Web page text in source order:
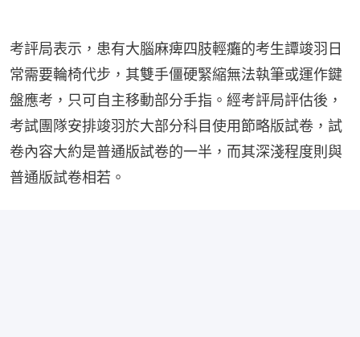
考評局表示，患有大腦麻痺四肢輕癱的考生譚竣羽日
常需要輪椅代步，其雙手僵硬緊縮無法執筆或運作鍵
盤應考，只可自主移動部分手指。經考評局評估後，
考試團隊安排竣羽於大部分科目使用節略版試卷，試
卷內容大約是普通版試卷的一半，而其深淺程度則與
普通版試卷相若。